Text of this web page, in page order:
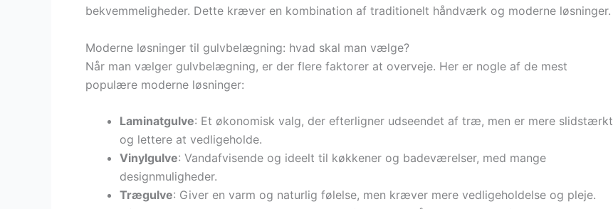
bekvemmeligheder. Dette kræver en kombination af traditionelt håndværk og moderne løsninger.
Moderne løsninger til gulvbelægning: hvad skal man vælge?
Når man vælger gulvbelægning, er der flere faktorer at overveje. Her er nogle af de mest
populære moderne løsninger:
Laminatgulve: Et økonomisk valg, der efterligner udseendet af træ, men er mere slidstærkt
og lettere at vedligeholde.
Vinylgulve: Vandafvisende og ideelt til køkkener og badeværelser, med mange
designmuligheder.
Trægulve: Giver en varm og naturlig følelse, men kræver mere vedligeholdelse og pleje.